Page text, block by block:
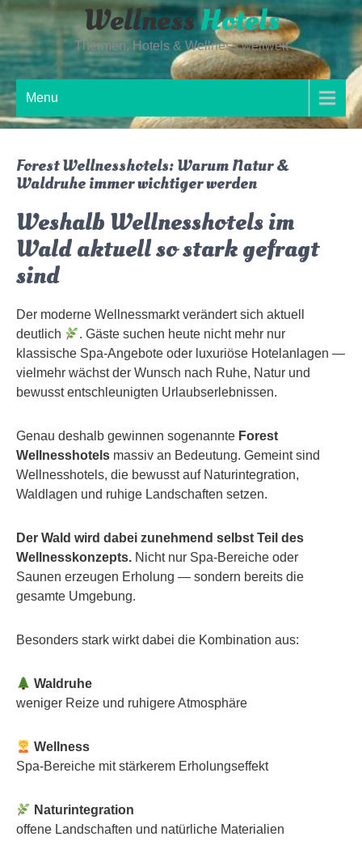
Skip
content
WellnessHotels
Thermen, Hotels & Wellness weltweit
Menu
Forest Wellnesshotels: Warum Natur &
Waldruhe immer wichtiger werden
Weshalb Wellnesshotels im
Wald aktuell so stark gefragt
sind
Der moderne Wellnessmarkt verändert sich aktuell
deutlich
. Gäste suchen heute nicht mehr nur
klassische Spa-Angebote oder luxuriöse Hotelanlagen —
vielmehr wächst der Wunsch nach Ruhe, Natur und
bewusst entschleunigten Urlaubserlebnissen.
Genau deshalb gewinnen sogenannte Forest
Wellnesshotels massiv an Bedeutung. Gemeint sind
Wellnesshotels, die bewusst auf Naturintegration,
Waldlagen und ruhige Landschaften setzen.
Der Wald wird dabei zunehmend selbst Teil des
Wellnesskonzepts. Nicht nur Spa-Bereiche oder
Saunen erzeugen Erholung — sondern bereits die
gesamte Umgebung.
Besonders stark wirkt dabei die Kombination aus:
Waldruhe
weniger Reize und ruhigere Atmosphäre
Wellness
Spa-Bereiche mit stärkerem Erholungseffekt
Naturintegration
offene Landschaften und natürliche Materialien